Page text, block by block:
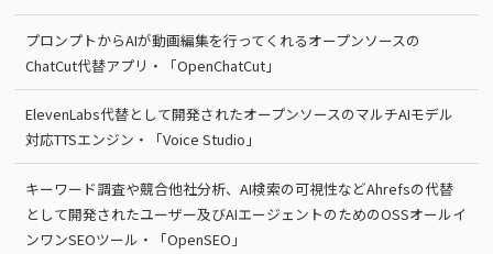
プロンプトからAIが動画編集を行ってくれるオープンソースの
ChatCut代替アプリ・「OpenChatCut」
ElevenLabs代替として開発されたオープンソースのマルチAIモデル
対応TTSエンジン・「Voice Studio」
キーワード調査や競合他社分析、AI検索の可視性などAhrefsの代替
として開発されたユーザー及びAIエージェントのためのOSSオールイ
ンワンSEOツール・「OpenSEO」